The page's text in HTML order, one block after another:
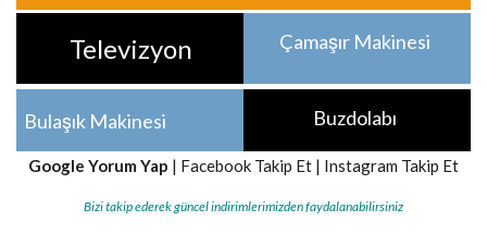
Televizyon Çamaşır Makinesi
Bulaşık Makinesi Buzdolabı
Google Yorum Yap | Facebook Takip Et | Instagram Takip Et
Bizi takip ederek güncel indirimlerimizden faydalanabilirsiniz